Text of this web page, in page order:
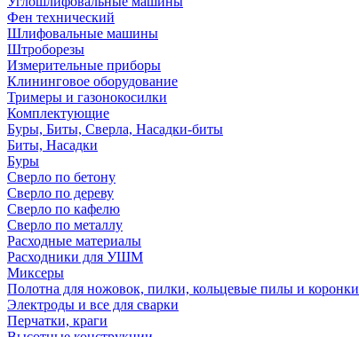
Фен технический
Шлифовальные машины
Штроборезы
Измерительные приборы
Клининговое оборудование
Тримеры и газонокосилки
Комплектующие
Буры, Биты, Сверла, Насадки-биты
Биты, Насадки
Буры
Сверло по бетону
Сверло по дереву
Сверло по кафелю
Сверло по металлу
Расходные материалы
Расходники для УШМ
Миксеры
Полотна для ножовок, пилки, кольцевые пилы и коронки
Электроды и все для сварки
Перчатки, краги